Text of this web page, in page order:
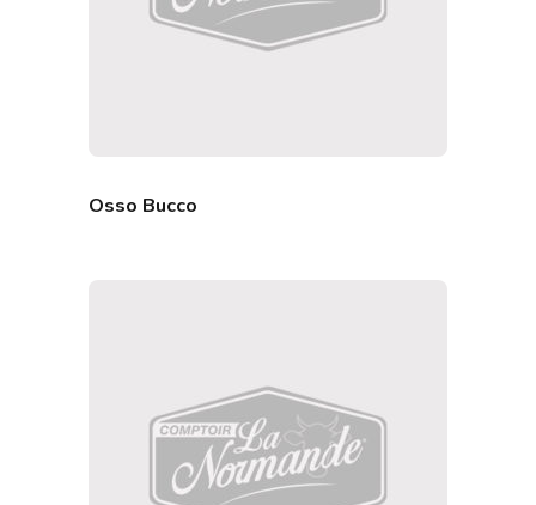
Osso Bucco